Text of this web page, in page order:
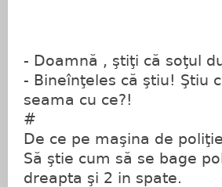
- Doamnă , ştiţi că soţul
- Bineînţeles că ştiu! Ştiu
seama cu ce?!
#
De ce pe maşina de
Să ştie cum să se bage
dreapta şi 2 in spate.